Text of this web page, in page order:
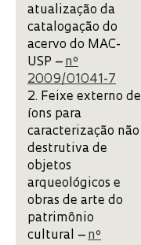
atualização da
catalogação do
acervo do MAC-
USP – nº
2009/01041-7
2. Feixe externo de
íons para
caracterização não
destrutiva de
objetos
arqueológicos e
obras de arte do
patrimônio
cultural – nº